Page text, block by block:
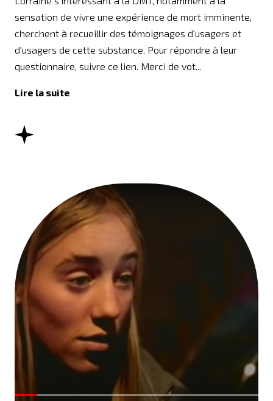
sensation de vivre une expérience de mort imminente,
cherchent à recueillir des témoignages d'usagers et
d'usagers de cette substance. Pour répondre à leur
questionnaire, suivre ce lien. Merci de vot...
Lire la suite